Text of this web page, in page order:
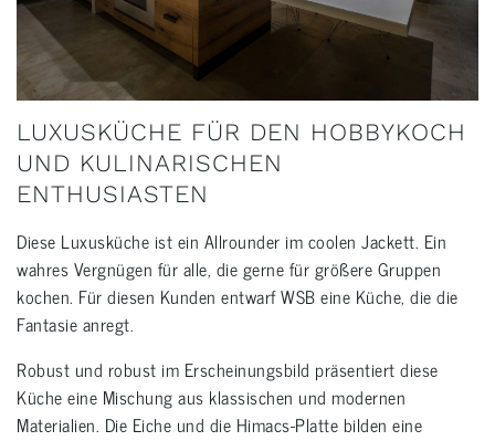
LUXUSKÜCHE FÜR DEN HOBBYKOCH
UND KULINARISCHEN
ENTHUSIASTEN
Diese Luxusküche ist ein Allrounder im coolen Jackett. Ein
wahres Vergnügen für alle, die gerne für größere Gruppen
kochen. Für diesen Kunden entwarf WSB eine Küche, die die
Fantasie anregt.
Robust und robust im Erscheinungsbild präsentiert diese
Küche eine Mischung aus klassischen und modernen
Materialien. Die Eiche und die Himacs-Platte bilden eine